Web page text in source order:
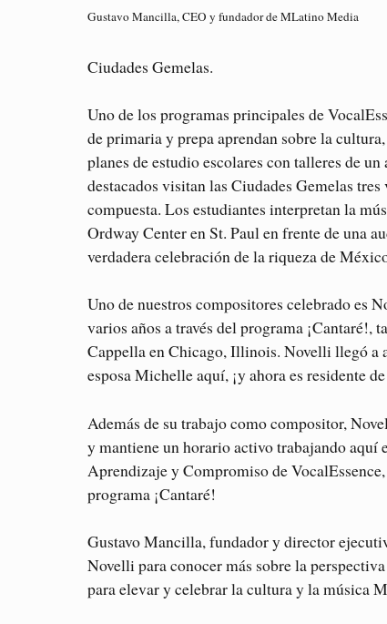
Gustavo Mancilla, CEO y fundador de MLatino Media
Ciudades Gemelas.
Uno de los programas principales de
de primaria y prepa aprendan sobre la
planes de estudio escolares con talleres de
destacados visitan las Ciudades Gemelas
compuesta. Los estudiantes interpretan la
Ordway Center en St. Paul en frente de una
verdadera celebración de la riqueza de
Uno de nuestros compositores celebrado es
varios años a través del programa ¡Cantaré!,
Cappella en Chicago, Illinois. Novelli llegó a
esposa Michelle aquí, ¡y ahora es residente
Además de su trabajo como compositor,
y mantiene un horario activo trabajando aquí
Aprendizaje y Compromiso de
programa ¡Cantaré!
Gustavo Mancilla, fundador y director
Novelli para conocer más sobre la
para elevar y celebrar la cultura y la música